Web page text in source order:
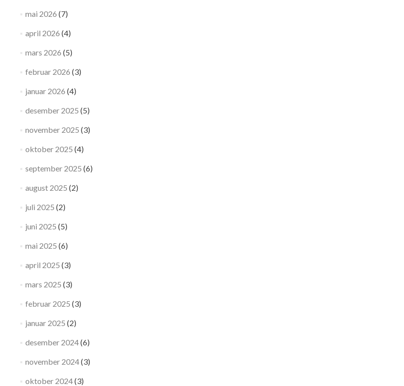
mai 2026 (7)
april 2026 (4)
mars 2026 (5)
februar 2026 (3)
januar 2026 (4)
desember 2025 (5)
november 2025 (3)
oktober 2025 (4)
september 2025 (6)
august 2025 (2)
juli 2025 (2)
juni 2025 (5)
mai 2025 (6)
april 2025 (3)
mars 2025 (3)
februar 2025 (3)
januar 2025 (2)
desember 2024(6)
november 2024(3)
oktober 2024(3)